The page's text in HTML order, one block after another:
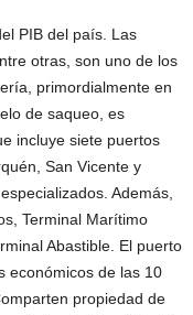
PIB del país. Las
otras, son uno de los
primordialmente en
de saqueo, es
incluye siete puertos
San Vicente y
Además,
Terminal Marítimo
Abastible. El puerto
económicos de las 10
propiedad de